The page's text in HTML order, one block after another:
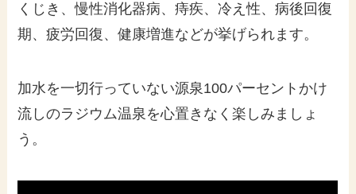
くじき、慢性消化器病、痔疾、冷え性、病後回復
期、疲労回復、健康増進などが挙げられます。
加水を一切行っていない源泉100パーセントかけ
流しのラジウム温泉を心置きなく楽しみましょ
う。